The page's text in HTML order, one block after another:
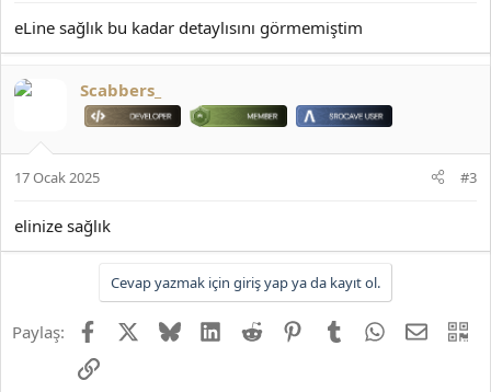
eLine sağlık bu kadar detaylısını görmemiştim
Scabbers_
17 Ocak 2025 #3
elinize sağlık
Cevap yazmak için giriş yap ya da kayıt ol.
Paylaş: Facebook BlueskyLinkedIn
Reddit PinterestTumblr WhatsApp
E-posta
Link